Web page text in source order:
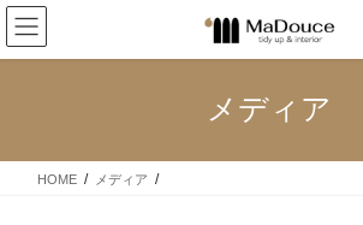
コ
ン
テ
ス
ナ
ビ
ゲ
ン
メディア
HOME メディア